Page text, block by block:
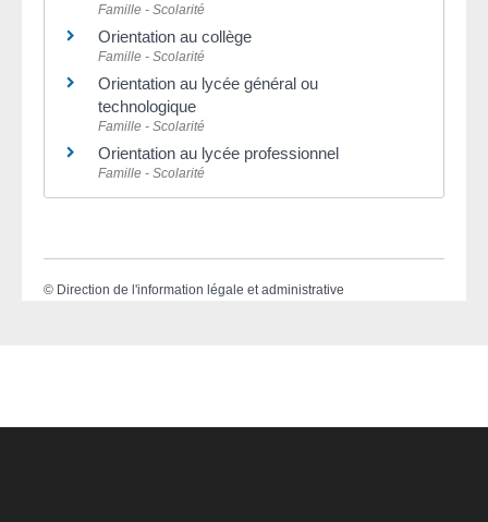
Famille - Scolarité
Orientation au collège
Famille - Scolarité
Orientation au lycée général ou
technologique
Famille - Scolarité
Orientation au lycée professionnel
Famille - Scolarité
© Direction de l'information légale et administrative